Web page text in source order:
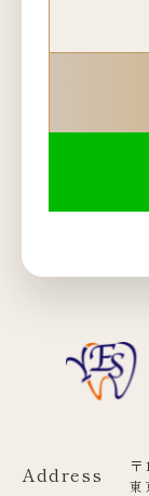
Address
東